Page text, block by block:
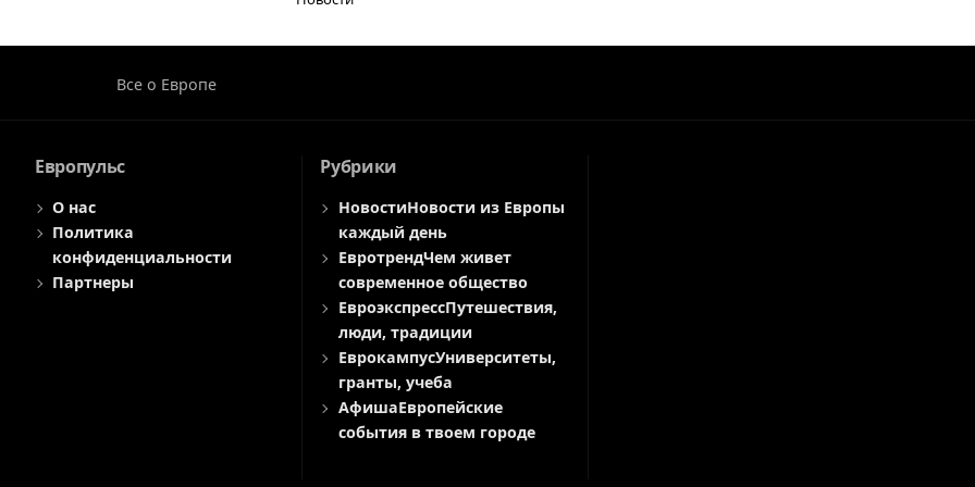
Все о Европе
Европульс
О нас
Политика
конфиденциальности
Партнеры
Рубрики
НовостиНовости из Европы
каждый день
ЕвротрендЧем живет
современное общество
ЕвроэкспрессПутешествия,
люди, традиции
ЕврокампусУниверситеты,
гранты, учеба
АфишаЕвропейские
события в твоем городе